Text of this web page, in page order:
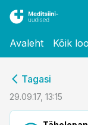
Avaleht Kõik
Tagasi
29.09.17, 13:15